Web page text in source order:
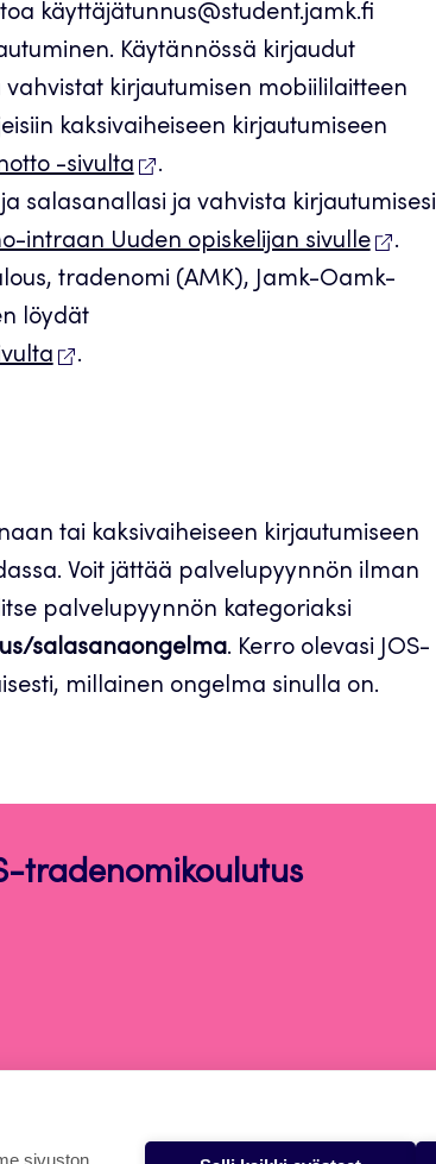
käyttäjätunnus@student.jamk.fi
Käytännössä kirjaudut
kirjautumisen mobiililaitteen
kaksivaiheiseen kirjautumiseen
-sivulta
.
salasanallasi ja vahvista kirjautumisesi
intraan Uuden opiskelijan sivulle
.
tradenomi (AMK), Jamk-Oamk-
löydät
.
tai kaksivaiheiseen kirjautumiseen
Voit jättää palvelupyynnön ilman
palvelupyynnön kategoriaksi
salasanaongelma. Kerro olevasi JOS-
millainen ongelma sinulla on.
tradenomikoulutus
sivuston